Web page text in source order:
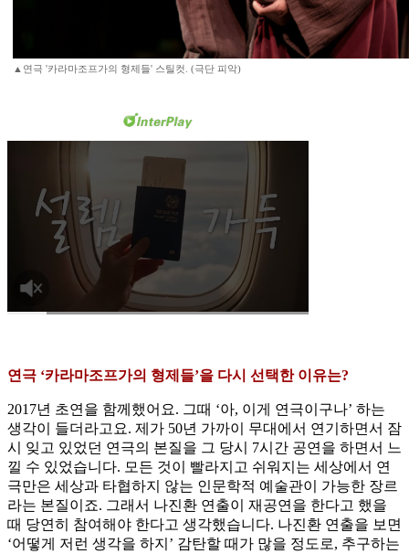
▲연극 '카라마조프가의 형제들' 스틸컷. (극단 피악)
연극 ‘카라마조프가의 형제들’을 다시 선택한 이유는?
2017년 초연을 함께했어요. 그때 ‘아, 이게 연극이구나’ 하는
생각이 들더라고요. 제가 50년 가까이 무대에서 연기하면서 잠
시 잊고 있었던 연극의 본질을 그 당시 7시간 공연을 하면서 느
낄 수 있었습니다. 모든 것이 빨라지고 쉬워지는 세상에서 연
극만은 세상과 타협하지 않는 인문학적 예술관이 가능한 장르
라는 본질이죠. 그래서 나진환 연출이 재공연을 한다고 했을
때 당연히 참여해야 한다고 생각했습니다. 나진환 연출을 보면
‘어떻게 저런 생각을 하지’ 감탄할 때가 많을 정도로, 추구하는